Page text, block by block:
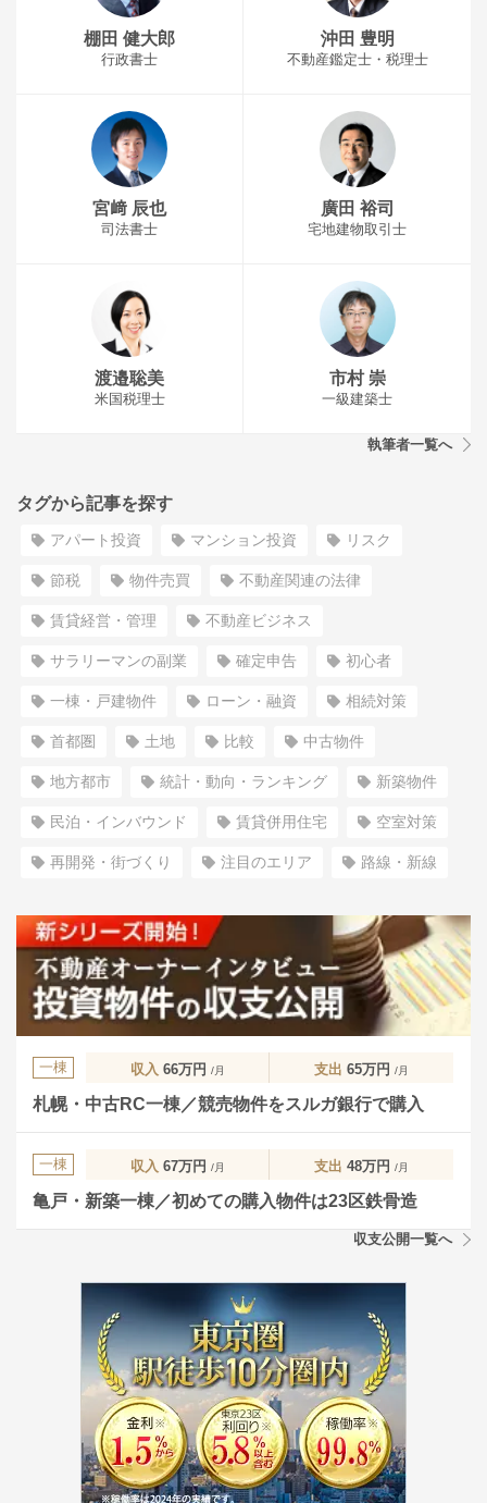
棚田 健大郎
行政書士
沖田 豊明
不動産鑑定士・税理士
宮﨑 辰也
司法書士
廣田 裕司
宅地建物取引士
渡邉聡美
米国税理士
市村 崇
一級建築士
執筆者一覧へ
タグから記事を探す
アパート投資 マンション投資 リスク
節税 物件売買 不動産関連の法律
賃貸経営・管理 不動産ビジネス
サラリーマンの副業 確定申告 初心者
一棟・戸建物件 ローン・融資 相続対策
首都圏 土地 比較 中古物件
地方都市 統計・動向・ランキング 新築物件
民泊・インバウンド 賃貸併用住宅 空室対策
再開発・街づくり 注目のエリア 路線・新線
一棟 収入 66万円 /月 支出 65万円 /月
札幌・中古RC一棟／競売物件をスルガ銀行で購入
一棟 収入 67万円 /月 支出 48万円 /月
亀戸・新築一棟／初めての購入物件は23区鉄骨造
収支公開一覧へ